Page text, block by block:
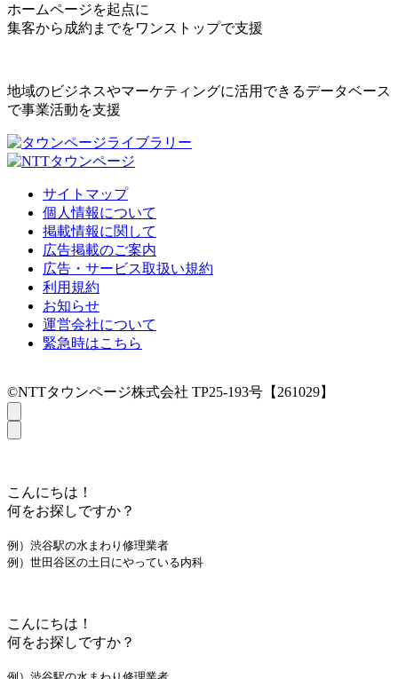
ホームページを起点に
集客から成約までをワンストップで支援
地域のビジネスやマーケティングに活用できるデータベース
で事業活動を支援
サイトマップ
個人情報について
掲載情報に関して
広告掲載のご案内
広告・サービス取扱い規約
利用規約
お知らせ
運営会社について
緊急時はこちら
©NTTタウンページ株式会社 TP25-193号【261029】
こんにちは！
何をお探しですか？
例）渋谷駅の水まわり修理業者
例）世田谷区の土日にやっている内科
こんにちは！
何をお探しですか？
例）渋谷駅の水まわり修理業者